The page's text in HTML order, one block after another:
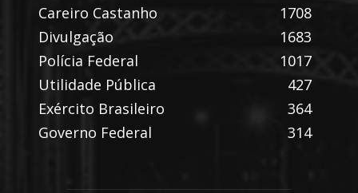
Careiro Castanho
1708
Divulgação
1683
Polícia Federal
1017
Utilidade Pública
427
Exército Brasileiro
364
Governo Federal
314